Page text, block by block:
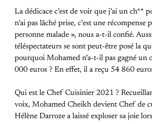
La dédicace c’est de voir que j’ai un ch**
n’ai pas lâché prise, c’est une récompense
personne malade », nous a-t-il confié.
téléspectateurs se sont peut-être posé la
pourquoi Mohamed n’a-t-il pas gagné un
000 euros ? En effet, il a reçu 54 860
Qui est le Chef Cuisinier 2021 ?
voix, Mohamed Cheikh devient Chef de
Hélène Darroze a laissé exploser sa joie